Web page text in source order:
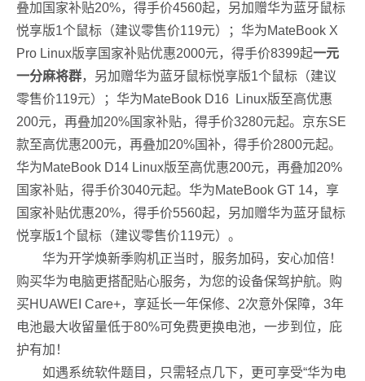
叠加国家补贴20%，得手价4560起，另加赠华为蓝牙鼠标
悦享版1个鼠标（建议零售价119元）；华为MateBook X
Pro Linux版享国家补贴优惠2000元，得手价8399起一元
一分麻将群，另加赠华为蓝牙鼠标悦享版1个鼠标（建议
零售价119元）；华为MateBook D16 Linux版至高优惠
200元，再叠加20%国家补贴，得手价3280元起。京东SE
款至高优惠200元，再叠加20%国补，得手价2800元起。
华为MateBook D14 Linux版至高优惠200元，再叠加20%
国家补贴，得手价3040元起。华为MateBook GT 14，享
国家补贴优惠20%，得手价5560起，另加赠华为蓝牙鼠标
悦享版1个鼠标（建议零售价119元）。
华为开学焕新季购机正当时，服务加码，安心加倍！
购买华为电脑更搭配贴心服务，为您的设备保驾护航。购
买HUAWEI Care+，享延长一年保修、2次意外保障，3年
电池最大收留量低于80%可免费更换电池，一步到位，庇
护有加！
如遇系统软件题目，只需轻点几下，更可享受“华为电